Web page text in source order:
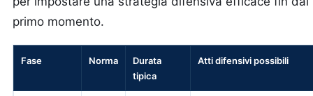
primo momento.
Fase Norma
Durata
tipica
Atti difensivi possibili